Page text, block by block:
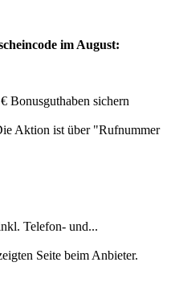
im August:
Bonusguthaben sichern
Aktion ist über "Rufnummer
Telefon- und...
Seite beim Anbieter.